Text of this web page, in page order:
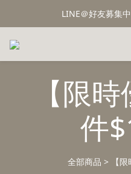
LINE＠好友募集
【限
件
全部商品 > 【